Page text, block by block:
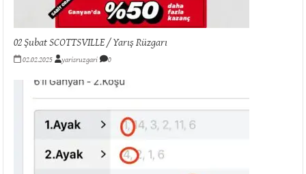
02 Şubat SCOTTSVILLE / Yarış Rüzgarı
02.02.2025 yarisruzgari 0